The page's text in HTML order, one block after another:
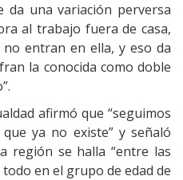
da una variación perversa
al trabajo fuera de casa,
entran en ella, y eso da
la conocida como doble
afirmó que “seguimos
ya no existe” y señaló
región se halla “entre las
en el grupo de edad de